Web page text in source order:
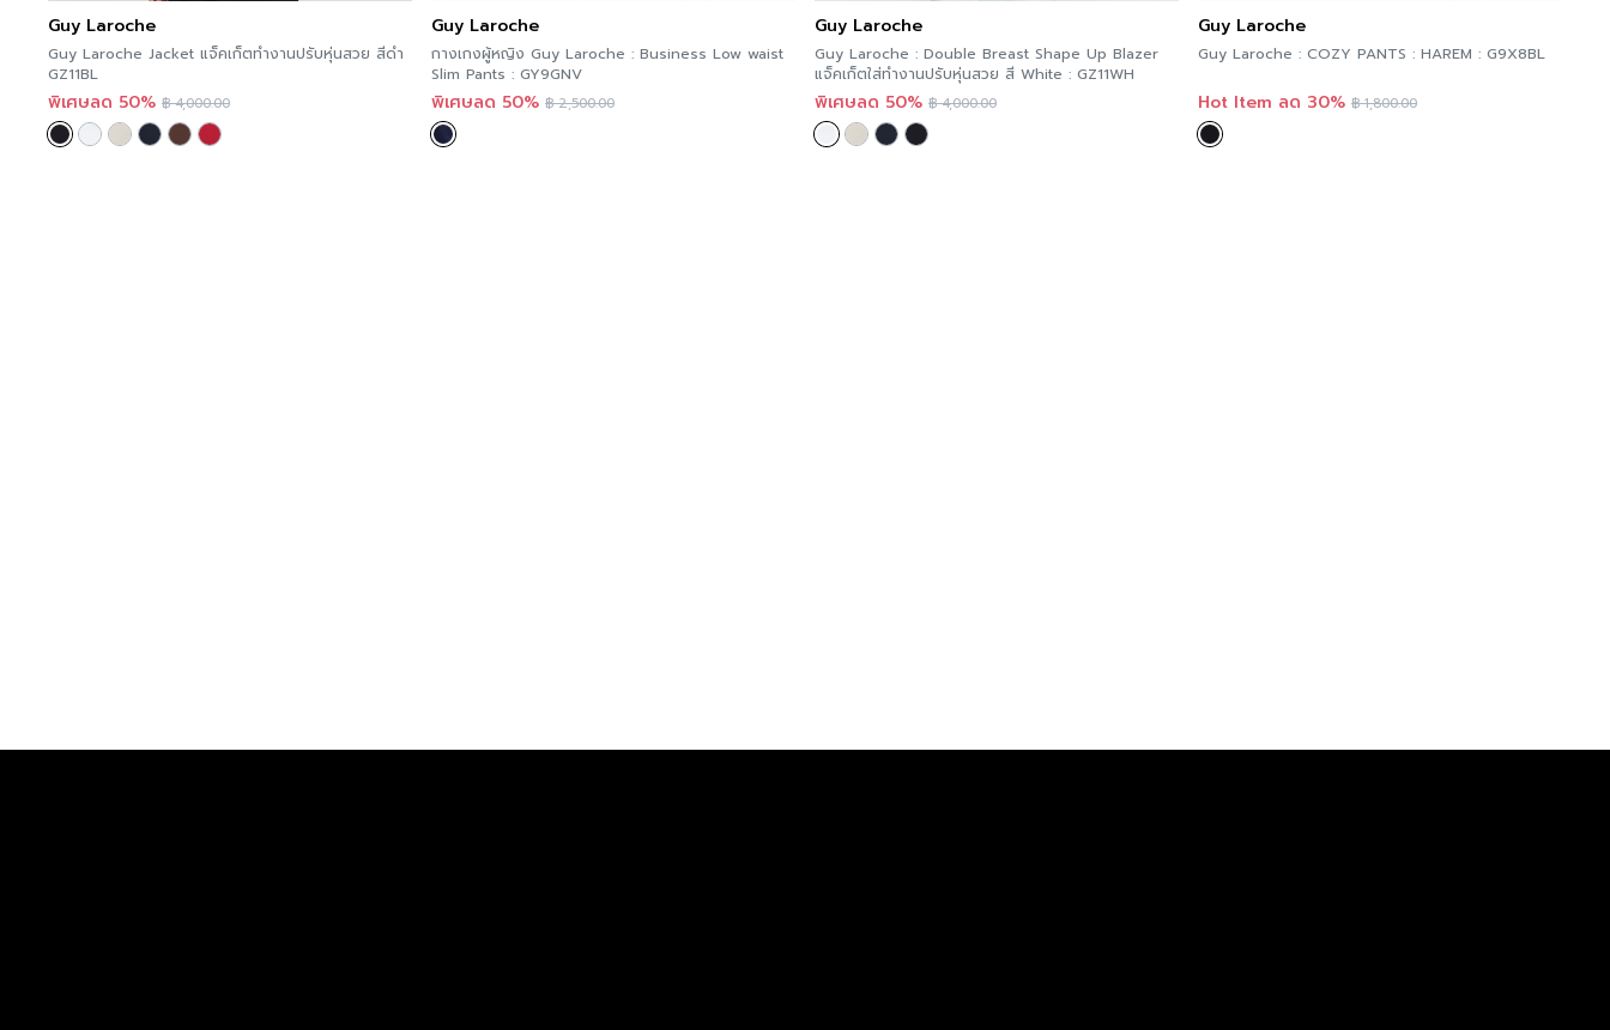
Guy Laroche
Guy Laroche Jacket แจ็คเก็ตทำงานปรับหุ่นสวย สีดำ
GZ11BL
พิเศษลด 50% ฿4,000.00
Guy Laroche
กางเกงผู้หญิง Guy Laroche : Business Low waist
Slim Pants : GY9GNV
พิเศษลด 50% ฿2,500.00
Guy Laroche
Guy Laroche : Double Breast Shape Up Blazer
แจ็คเก็ตใส่ทำงานปรับหุ่นสวย สี White : GZ11WH
พิเศษลด 50% ฿4,000.00
Guy Laroche
Guy Laroche : COZY PANTS : HAREM : G9X8BL
Hot Item ลด 30% ฿1,800.00